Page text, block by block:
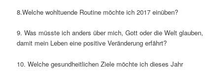
8.Welche wohltuende Routine möchte ich 2017 einüben?
9. Was müsste ich anders über mich, Gott oder die Welt glauben,
damit mein Leben eine positive Veränderung erfährt?
10. Welche gesundheitlichen Ziele möchte ich dieses Jahr